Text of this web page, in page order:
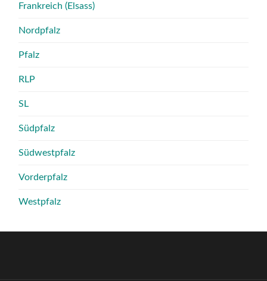
Frankreich (Elsass)
Nordpfalz
Pfalz
RLP
SL
Südpfalz
Südwestpfalz
Vorderpfalz
Westpfalz